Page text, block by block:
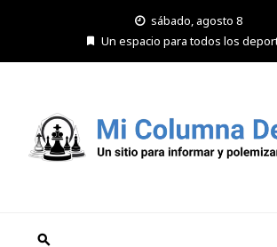
sábado, agosto 8
Un espacio para todos los